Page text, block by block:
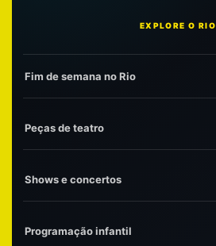
EXPLORE O RIO
Fim de semana no Rio
Peças de teatro
Shows e concertos
Programação infantil